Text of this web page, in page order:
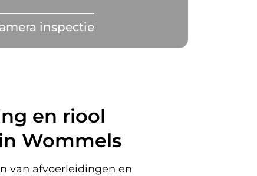
inspectie
en riool
Wommels
van afvoerleidingen en